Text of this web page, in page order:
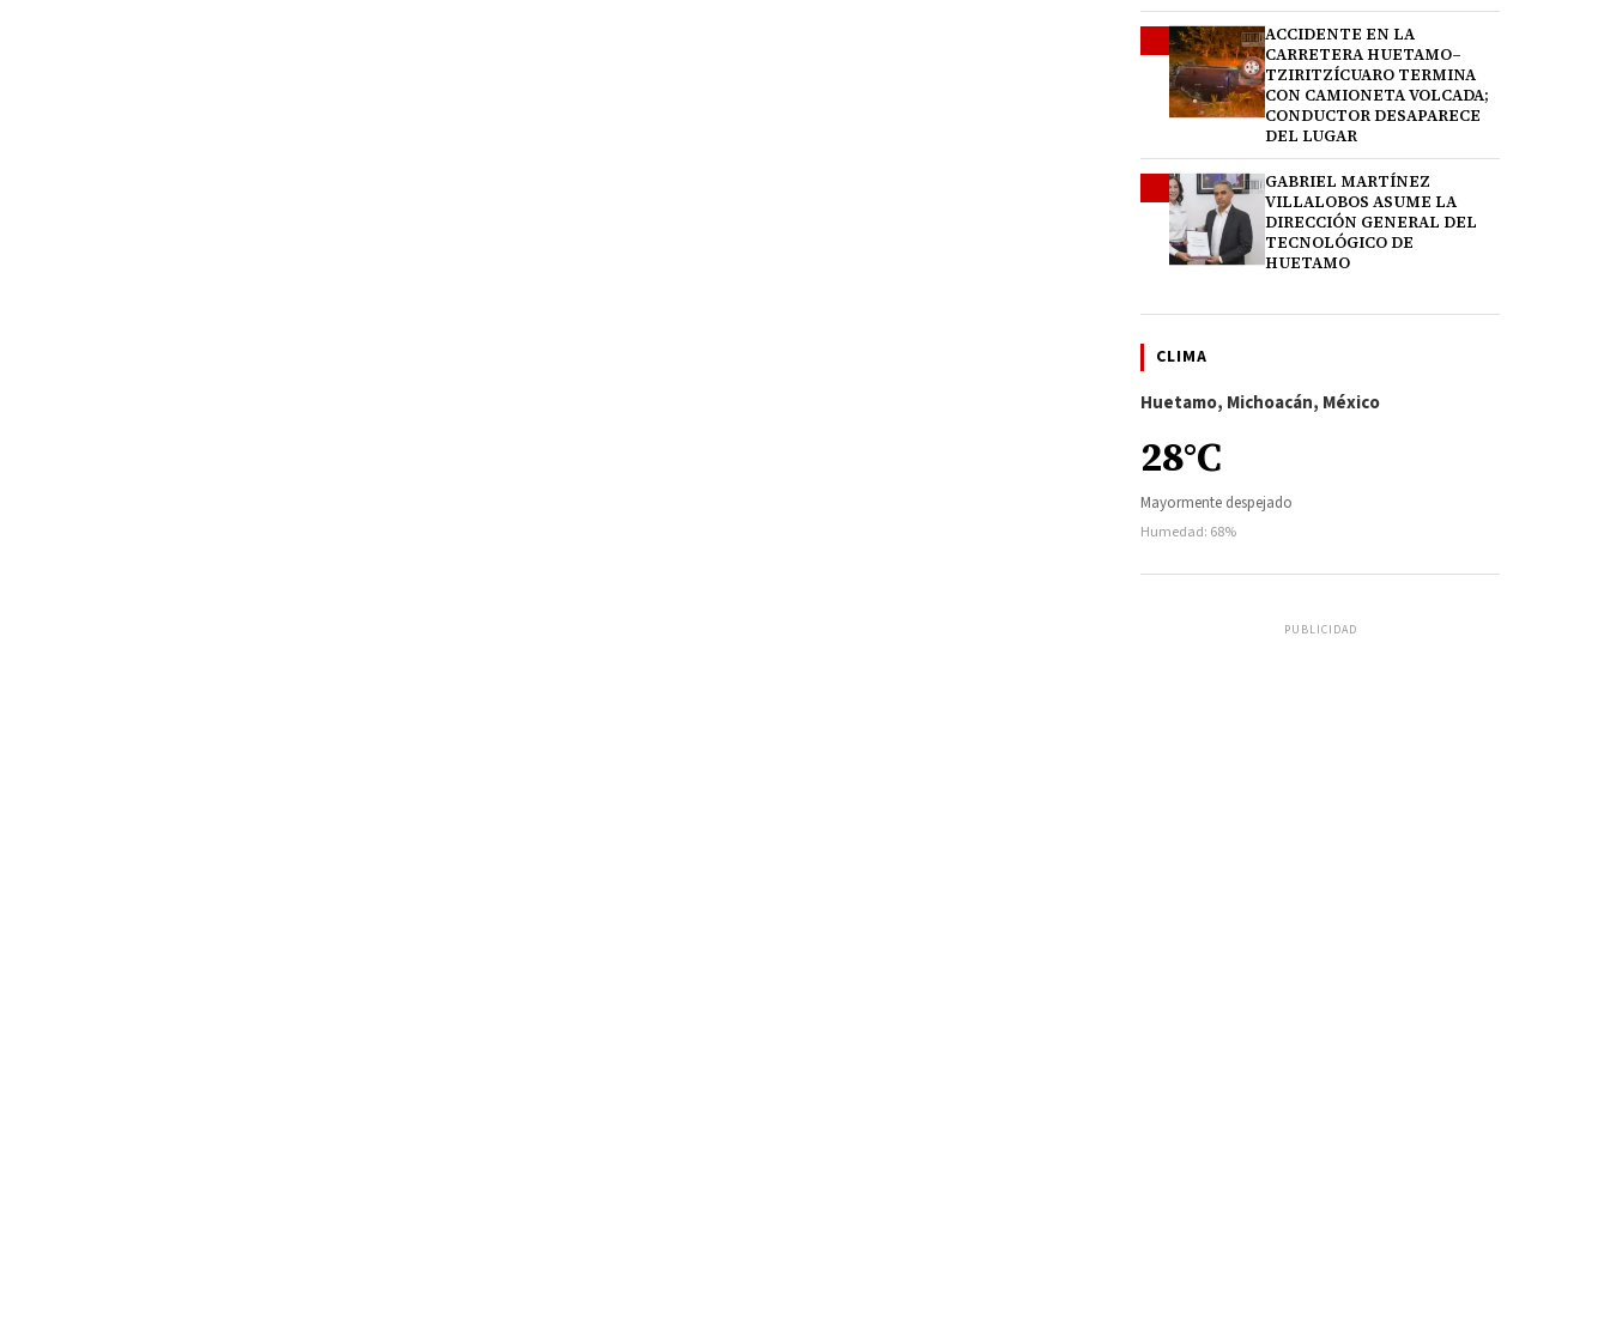
ACCIDENTE EN LA
CARRETERA HUETAMO–
TZIRITZÍCUARO TERMINA
CON CAMIONETA VOLCADA;
CONDUCTOR DESAPARECE
DEL LUGAR
GABRIEL MARTÍNEZ
VILLALOBOS ASUME LA
DIRECCIÓN GENERAL DEL
TECNOLÓGICO DE
HUETAMO
CLIMA
Huetamo, Michoacán, México
28°C
Mayormente despejado
Humedad: 68%
PUBLICIDAD